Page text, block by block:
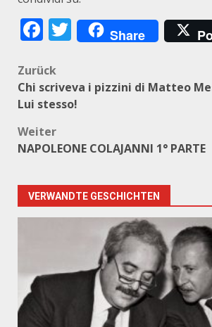
Facebook
Twitter
Share
Beitragsnavigation
Zurück
Chi scriveva i pizzini di Matteo
Lui stesso!
Weiter
NAPOLEONE COLAJANNI 1° PARTE
VERWANDTE GESCHICHTEN